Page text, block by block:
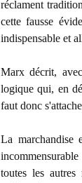
réclament
cette fausse
indispensable et
Marx décrit,
logique qui, en
faut donc
La marchandise
incommensurable
toutes les autres